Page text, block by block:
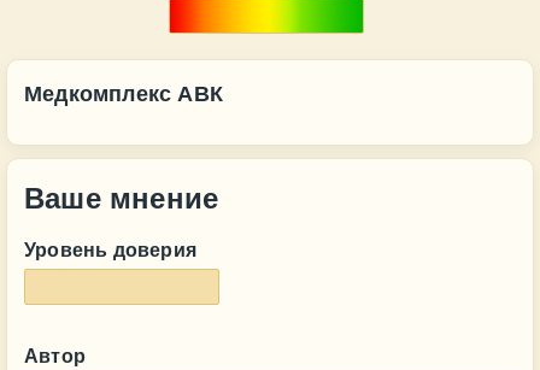
Медкомплекс АВК
Ваше мнение
Уровень доверия
Автор